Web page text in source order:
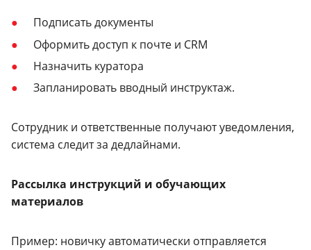
Подписать документы
Оформить доступ к почте и CRM
Назначить куратора
Запланировать вводный инструктаж.
Сотрудник и ответственные получают уведомления,
система следит за дедлайнами.
Рассылка инструкций и обучающих
материалов
Пример: новичку автоматически отправляется